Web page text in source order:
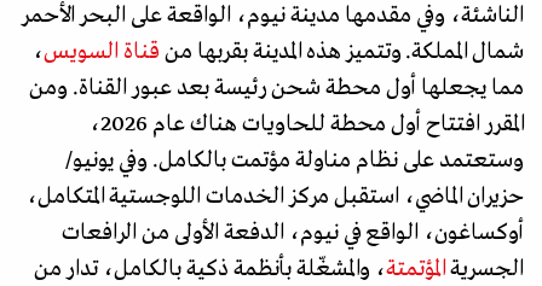
الناشئة، وفي مقدمها مدينة نيوم، الواقعة على البحر الأحمر
شمال المملكة. وتتميز هذه المدينة بقربها من قناة السويس،
مما يجعلها أول محطة شحن رئيسة بعد عبور القناة. ومن
المقرر افتتاح أول محطة للحاويات هناك عام 2026،
وستعتمد على نظام مناولة مؤتمت بالكامل. وفي يونيو/
حزيران الماضي، استقبل مركز الخدمات اللوجستية المتكامل،
أوكساغون، الواقع في نيوم، الدفعة الأولى من الرافعات
الجسريةالمؤتمتة، والمشغّلة بأنظمة ذكية بالكامل، تدار من